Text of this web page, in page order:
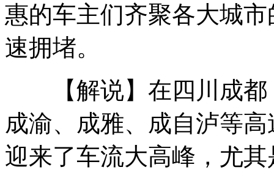
摄影师拍摄鲨鱼 遭群鲨围攻
狼爸加紧驯狼 要求与狼同登钓鱼岛
惠的车主们齐聚各大城
速拥堵。
【解说】在四川成都
成渝、成雅、成自泸等
迎来了车流大高峰，尤